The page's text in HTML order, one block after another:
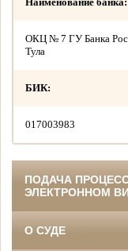
ОКЦ № 7 ГУ Банка
Тула
БИК:
017003983
ПОДАЧА
ЭЛЕКТРОННОМ
О СУДЕ